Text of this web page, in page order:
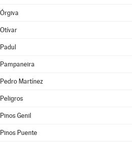
Órgiva
Otívar
Padul
Pampaneira
Pedro Martínez
Peligros
Pinos Genil
Pinos Puente